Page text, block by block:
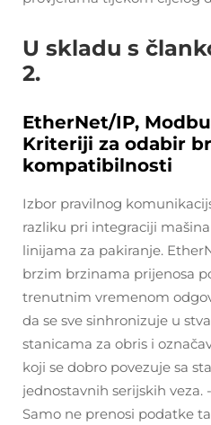
U skladu s
2.
EtherNet/IP,
Kriteriji za odabir
kompatibilnosti
Izbor pravilnog
razliku pri integraciji
linijama za pakiranje.
brzim brzinama prijenosa
trenutnim vremenom
da se sve sinhronizuje u
stanicama za obris i
koji se dobro povezuje sa
jednostavnih serijskih veza.
Samo ne prenosi podatke